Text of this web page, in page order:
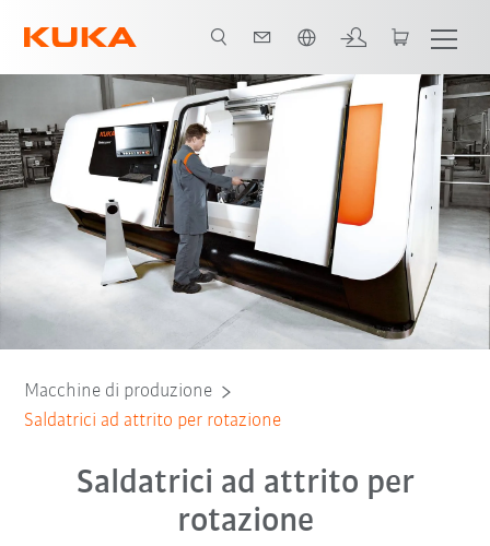
Portafoglio Download
Macchine di produzione
Saldatrici ad attrito per rotazione
Saldatrici ad attrito per
rotazione